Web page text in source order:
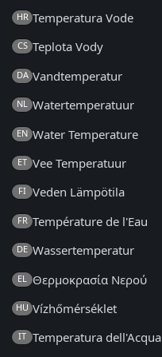
HR Temperatura Vode
CS Teplota Vody
DA Vandtemperatur
NL Watertemperatuur
EN Water Temperature
ET Vee Temperatuur
FI Veden Lämpötila
FR Température de l'Eau
DE Wassertemperatur
EL Θερμοκρασία Νερού
HU Vízhőmérséklet
IT Temperatura dell'Acqua